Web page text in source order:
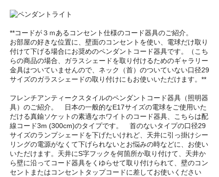
**コードが３ｍあるコンセント仕様のコード器具のご紹介。
お部屋の好きな位置に、壁面のコンセントを使い、電球だけ取り
付けて下げる場合にお奨めのペンダントコード器具です。（こち
らの商品の場合、ガラスシェードを取り付けるためのギャラリー
金具はついていませんので、ネック（首）のついていない口径29
サイズのガラスシェードの取り付けにもお使いいただけます。**
フレンチアンティークスタイルのペンダントコード器具（照明器
具）のご紹介。 日本の一般的なE17サイズの電球をご使用いた
だける真鍮ソケットの素適なホワイトのコード器具、こちらは配
線コード3m (300cm)のタイプです。 首のないタイプの口径29
サイズのランプシェードを下げたいけれど、天井に引っ掛けシー
リングの電源がなくて下げられないとお悩みの時などに、お使い
いただけます。天井にS字フックを何箇所か取り付けて、天井か
ら壁に沿ってコード器具をくゆらせて取り付けられて、壁のコン
セントまたはコンセントタップコードに差してお使いください